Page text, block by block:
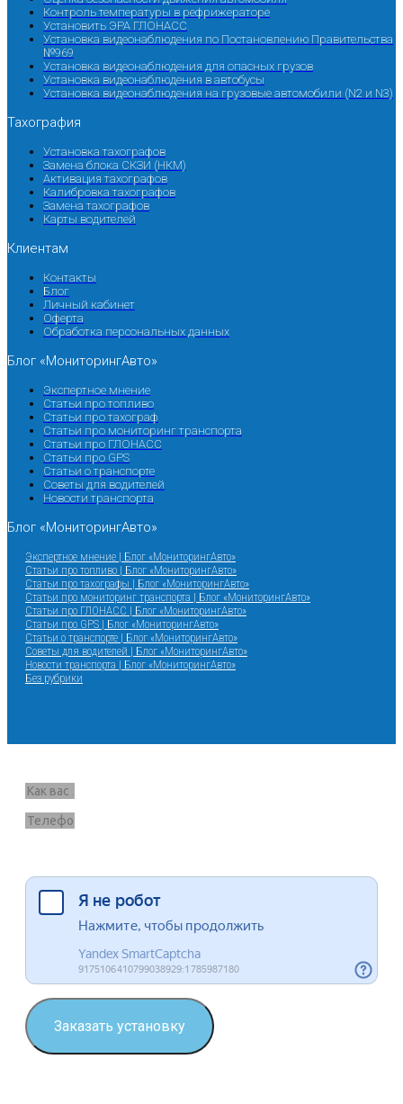
Контроль температуры в рефрижераторе
Установить ЭРА ГЛОНАСС
Установка видеонаблюдения по Постановлению Правительства
№969
Установка видеонаблюдения для опасных грузов
Установка видеонаблюдения в автобусы
Установка видеонаблюдения на грузовые автомобили (N2 и N3)
Тахография
Установка тахографов
Замена блока СКЗИ (НКМ)
Активация тахографов
Калибровка тахографов
Замена тахографов
Карты водителей
Клиентам
Контакты
Блог
Личный кабинет
Оферта
Обработка персональных данных
Блог «МониторингАвто»
Экспертное мнение
Статьи про топливо
Статьи про тахограф
Статьи про мониторинг транспорта
Статьи про ГЛОНАСС
Статьи про GPS
Статьи о транспорте
Советы для водителей
Новости транспорта
Блог «МониторингАвто»
Экспертное мнение | Блог «МониторингАвто»
Статьи про топливо | Блог «МониторингАвто»
Статьи про тахографы | Блог «МониторингАвто»
Статьи про мониторинг транспорта | Блог «МониторингАвто»
Статьи про ГЛОНАСС | Блог «МониторингАвто»
Статьи про GPS | Блог «МониторингАвто»
Статьи о транспорте | Блог «МониторингАвто»
Советы для водителей | Блог «МониторингАвто»
Новости транспорта | Блог «МониторингАвто»
Без рубрики
Заказать установку